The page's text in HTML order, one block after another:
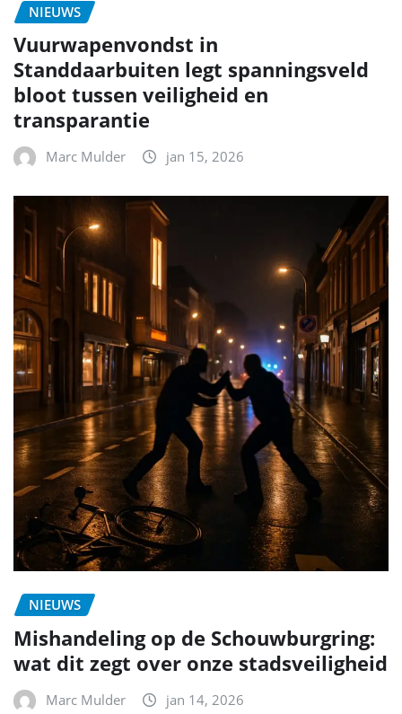
NIEUWS
Vuurwapenvondst in
Standdaarbuiten legt spanningsveld
bloot tussen veiligheid en
transparantie
Marc Mulder jan 15, 2026
NIEUWS
Mishandeling op de Schouwburgring:
wat dit zegt over onze stadsveiligheid
Marc Mulder jan 14, 2026